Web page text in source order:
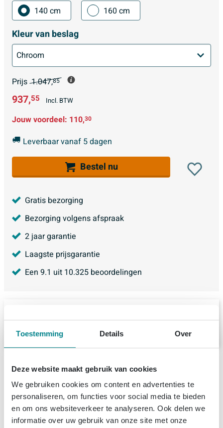
Toestemming Details Over
Deze website maakt gebruik van cookies
We gebruiken cookies om content en advertenties te
personaliseren, om functies voor social media te bieden
en om ons websiteverkeer te analyseren. Ook delen we
informatie over uw gebruik van onze site met onze
140 cm
160 cm
Kleur van beslag
Prijs 1.047,85
937,55 Incl. BTW
Jouw voordeel: 110,30
Leverbaar vanaf 5 dagen
Bestel nu
Gratis bezorging
Bezorging volgens afspraak
2 jaar garantie
Laagste prijsgarantie
Een 9.1 uit 10.325 beoordelingen
Zaventem
Productinformatie
Summer Sale - Opruiming bij Sawiday!
Specificaties